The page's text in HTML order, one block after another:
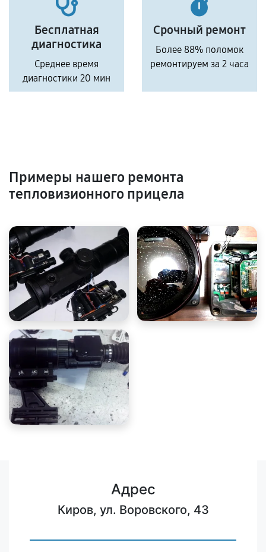
Бесплатная
диагностика
Среднее время
диагностики 20 мин
Срочный ремонт
Более 88% поломок
ремонтируем за 2 часа
Примеры нашего ремонта
тепловизионного прицела
Адрес
Киров, ул. Воровского, 43